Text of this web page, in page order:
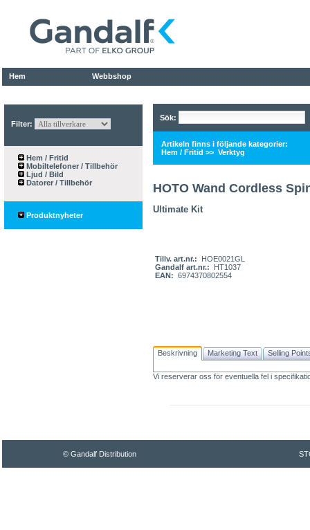
Hem Webbshop
Filter:
Hem / Fritid
Mobiltelefoner / Tillbehör
Ljud / Bild
Datorer / Tillbehör
Produktnyheter
Sök:
Artikeln finns i följande kategorier:
Hem / Fritid >> Verktyg
HOTO Wand Cordless
Ultimate Kit
Tillv. art.nr.:
HOE0021GL
Gandalf art.nr.:
HT1037
EAN: 6974370802554
Beskrivning Marketing Text Selling
Vi reserverar oss för eventuella fel i
© Gandalf Distribution